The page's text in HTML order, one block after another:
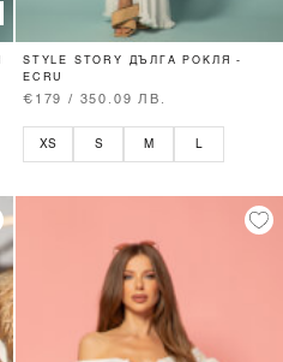
STYLE STORY ДЪЛГА РОКЛЯ -
ECRU
€179 / 350.09 ЛВ.
XS S M L